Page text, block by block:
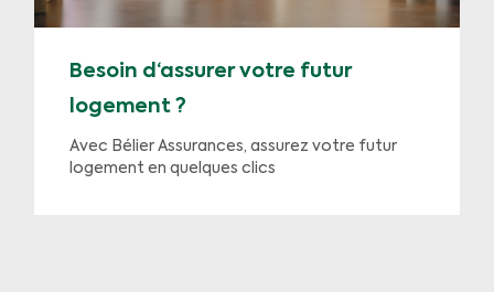
Besoin d‘assurer votre futur
logement ?
Avec Bélier Assurances, assurez votre futur
logement en quelques clics